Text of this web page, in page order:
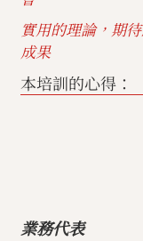
實用的理論，期
成果
本培訓的心得：
業務代表